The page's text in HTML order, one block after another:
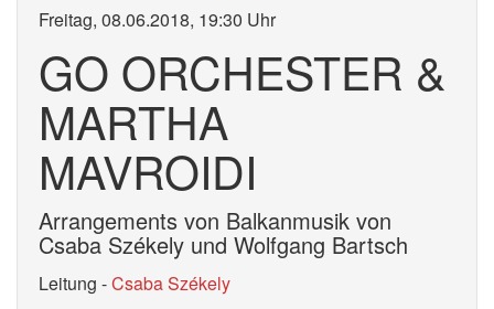
Freitag, 08.06.2018, 19:30 Uhr
GO ORCHESTER &
MARTHA
MAVROIDI
Arrangements von Balkanmusik von
Csaba Székely und Wolfgang Bartsch
Leitung -Csaba Székely